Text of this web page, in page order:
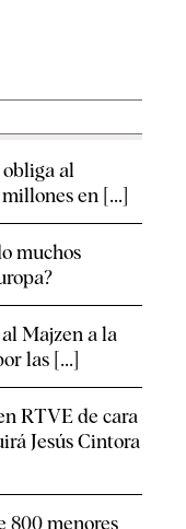
al
en [...]
muchos
Majzen a la
las [...]
RTVE de cara
Jesús Cintora
800 menores